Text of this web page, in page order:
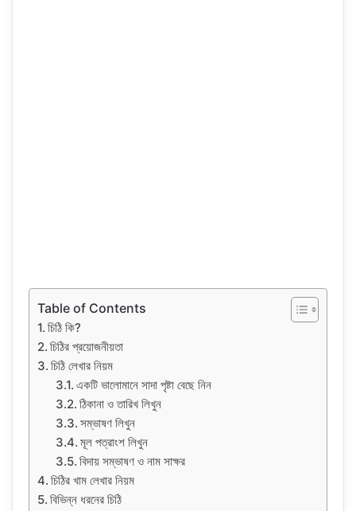
Table of Contents
চিঠি কি?
চিঠির প্রয়োজনীয়তা
চিঠি লেখার নিয়ম
একটি ভালোমানে সাদা পৃষ্টা বেছে নিন
ঠিকানা ও তারিখ লিখুন
সম্ভাষণ লিখুন
মূল পত্রাংশ লিখুন
বিদায় সম্ভাষণ ও নাম সাক্ষর
চিঠির খাম লেখার নিয়ম
বিভিন্ন ধরনের চিঠি